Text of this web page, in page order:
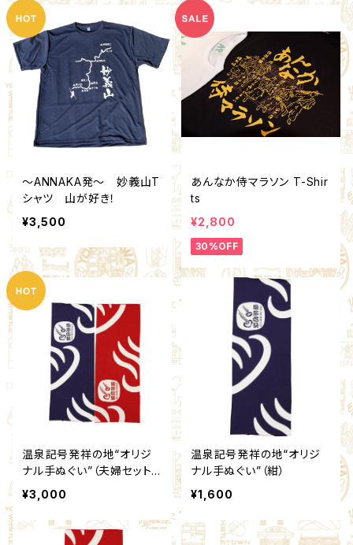
～ANNAKA発～ 妙義山T
シャツ 山が好き！
¥3,500
あんなか侍マラソン T-Shir
ts
¥2,800
30%OFF
温泉記号発祥の地“オリジ
ナル手ぬぐい”（夫婦セット
紺/赤）
¥3,000
温泉記号発祥の地“オリジ
ナル手ぬぐい”（紺）
¥1,600